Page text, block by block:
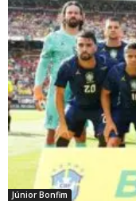
Júnior Bonfim